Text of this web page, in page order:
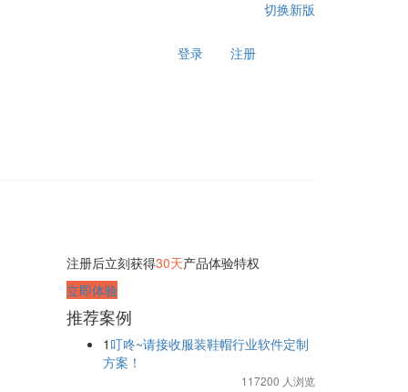
切换新版
登录 注册
注册后立刻获得30天产品体验特权
立即体验
推荐案例
1 叮咚~请接收服装鞋帽行业软件定制
方案！
117200 人浏览